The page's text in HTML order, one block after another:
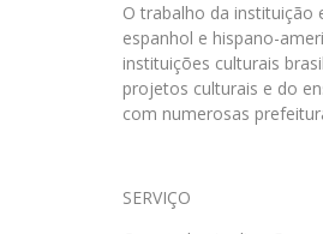
O trabalho da instituição
espanhol e hispano-
instituições culturais
projetos culturais e do
com numerosas
SERVIÇO